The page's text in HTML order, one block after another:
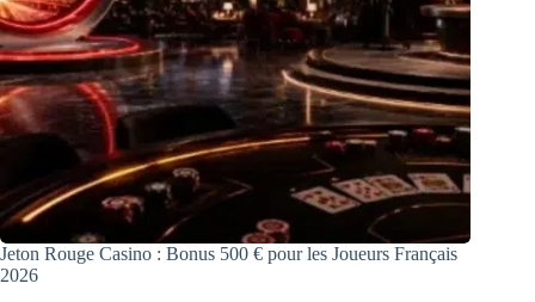
Jeton Rouge Casino : Bonus 500 € pour les Joueurs Français
2026